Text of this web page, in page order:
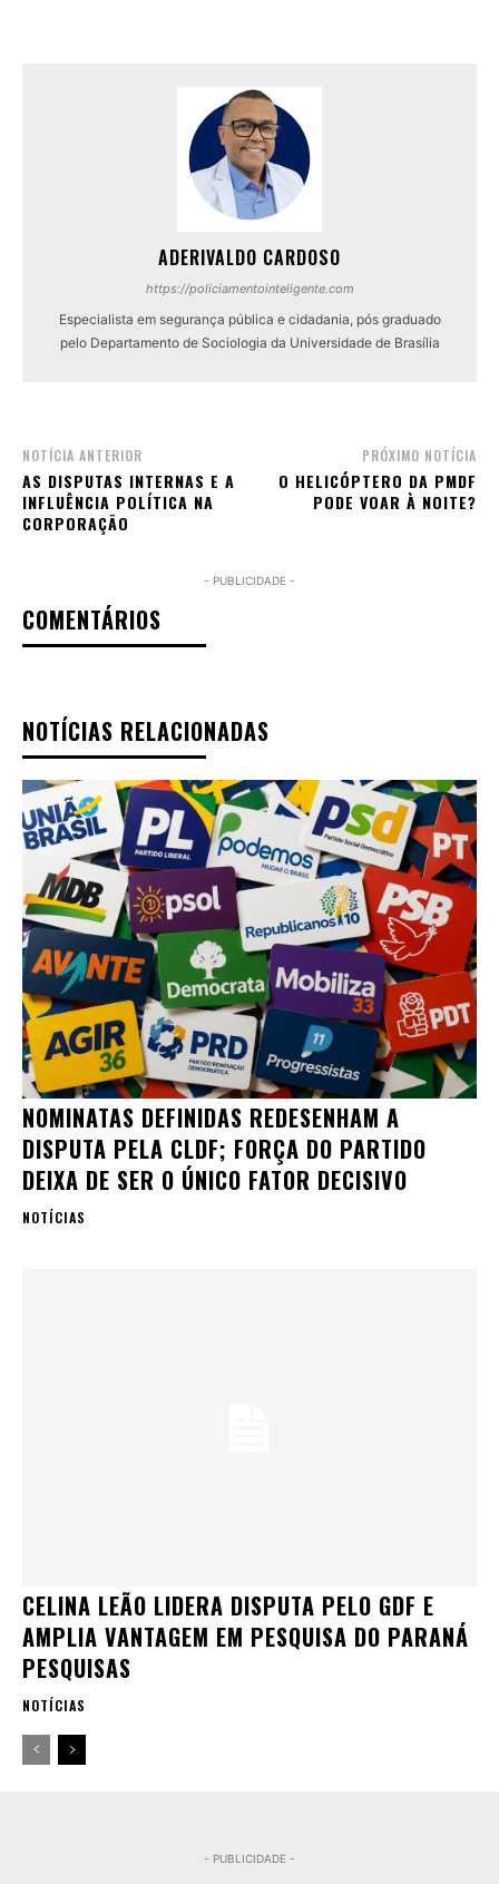
ADERIVALDO CARDOSO
https://policiamentointeligente.com
Especialista em segurança pública e cidadania, pós graduado
pelo Departamento de Sociologia da Universidade de Brasília
NOTÍCIA ANTERIOR
AS DISPUTAS INTERNAS E A
INFLUÊNCIA POLÍTICA NA
CORPORAÇÃO
PRÓXIMO NOTÍCIA
O HELICÓPTERO DA PMDF
PODE VOAR À NOITE?
- PUBLICIDADE -
COMENTÁRIOS
NOTÍCIAS RELACIONADAS
NOMINATAS DEFINIDAS REDESENHAM A
DISPUTA PELA CLDF; FORÇA DO PARTIDO
DEIXA DE SER O ÚNICO FATOR DECISIVO
NOTÍCIAS
CELINA LEÃO LIDERA DISPUTA PELO GDF E
AMPLIA VANTAGEM EM PESQUISA DO PARANÁ
PESQUISAS
NOTÍCIAS
- PUBLICIDADE -